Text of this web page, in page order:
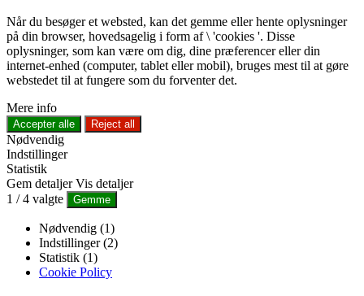
Når du besøger et websted, kan det gemme eller hente oplysninger
på din browser, hovedsagelig i form af \ 'cookies '. Disse
oplysninger, som kan være om dig, dine præferencer eller din
internet-enhed (computer, tablet eller mobil), bruges mest til at gøre
webstedet til at fungere som du forventer det.
Mere info
Accepter alle Reject all
Nødvendig
Indstillinger
Statistik
Gem detaljer Vis detaljer
1 /4 valgte Gemme
Nødvendig (1)
Indstillinger (2)
Statistik (1)
Cookie Policy